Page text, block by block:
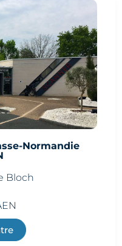
Normandie
Bloch